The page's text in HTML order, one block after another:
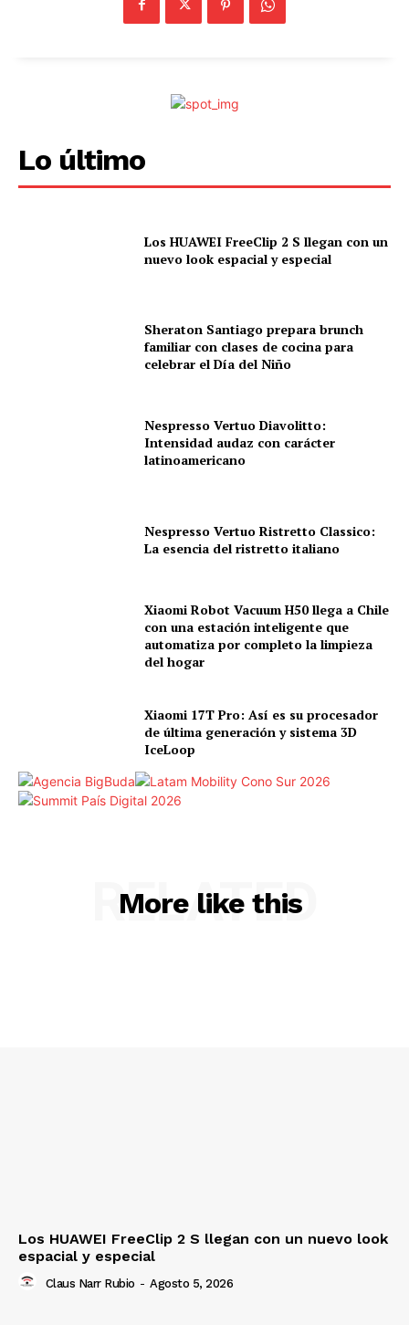
Lo último
Los HUAWEI FreeClip 2 S llegan con un
nuevo look espacial y especial
Sheraton Santiago prepara brunch
familiar con clases de cocina para
celebrar el Día del Niño
Nespresso Vertuo Diavolitto:
Intensidad audaz con carácter
latinoamericano
Nespresso Vertuo Ristretto Classico:
La esencia del ristretto italiano
Xiaomi Robot Vacuum H50 llega a Chile
con una estación inteligente que
automatiza por completo la limpieza
del hogar
Xiaomi 17T Pro: Así es su procesador
de última generación y sistema 3D
IceLoop
More like this
RELATED
Los HUAWEI FreeClip 2 S llegan con un nuevo look
espacial y especial
Claus Narr Rubio - Agosto 5, 2026